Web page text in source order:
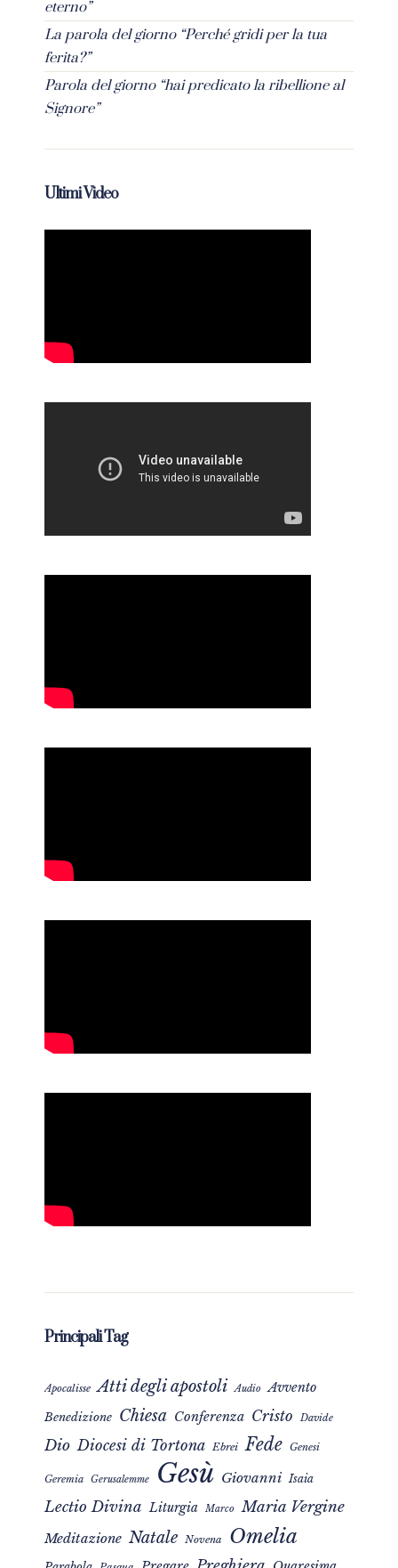
eterno”
La parola del giorno “Perché gridi per la tua
ferita?”
Parola del giorno “hai predicato la ribellione al
Signore”
Ultimi Video
Principali Tag
Apocalisse Atti degli apostoli Audio Avvento
Benedizione Chiesa Conferenza Cristo Davide
Dio Diocesi di Tortona Ebrei Fede Genesi
Geremia Gerusalemme Gesù Giovanni Isaia
Lectio Divina Liturgia Marco Maria Vergine
Meditazione Natale Novena Omelia